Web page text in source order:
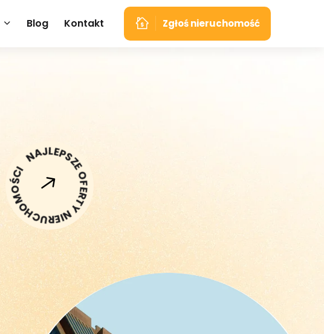
Blog Kontakt Zgłoś nieruchomość
NAJLEPSZE OFERTY NIERUCHOMOŚCI